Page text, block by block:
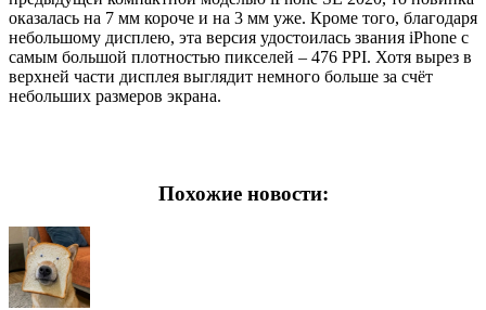
оказалась на 7 мм короче и на 3 мм уже. Кроме того, благодаря
небольшому дисплею, эта версия удостоилась звания iPhone с
самым большой плотностью пикселей – 476 PPI. Хотя вырез в
верхней части дисплея выглядит немного больше за счёт
небольших размеров экрана.
Похожие новости: